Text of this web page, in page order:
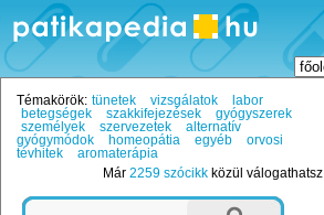
Témakörök: tünetek vizsgálatok
labor
betegségek
szakkifejezések
gyógyszerek
személyek
szervezetek
alternatív
gyógymódok
homeopátia egyéb
orvosi
tévhitek
aromaterápia
Már2259 szócikk közül válogathatsz.